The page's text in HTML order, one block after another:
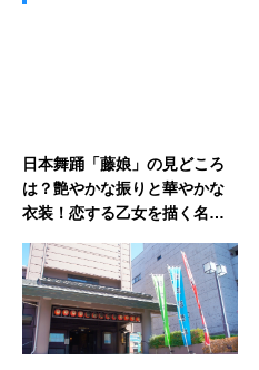
日本舞踊「藤娘」の見どころ
は？艶やかな振りと華やかな
衣装！恋する乙女を描く名作